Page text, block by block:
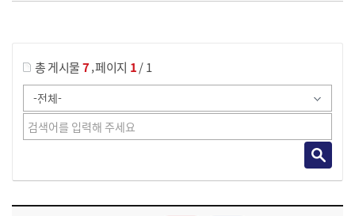
총 게시물7,페이지 1/ 1
국가회계의 활용 과정 목록 으로 번호, 제목, 작성자, 조회수, 등록 일로 나열 되고 있습니다.